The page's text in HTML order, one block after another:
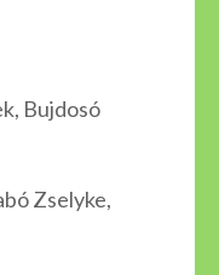
Bujdosó
Zselyke,